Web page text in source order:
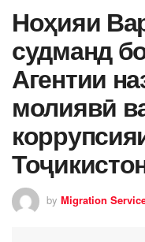
Ноҳияи
судманд
Агентии
молиявӣ
by Migration